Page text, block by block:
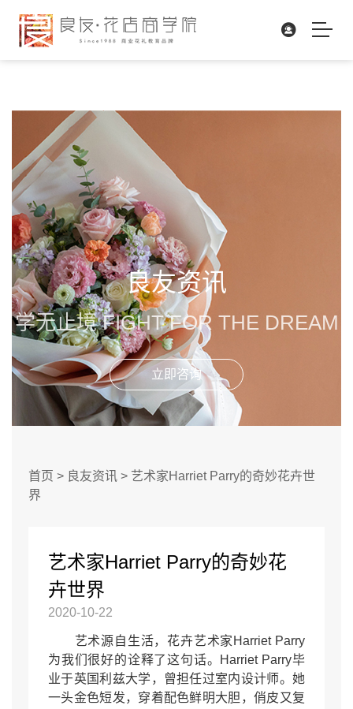
良友资讯
学无止境 FIGHT FOR THE DREAM
立即咨询
首页 > 良友资讯> 艺术家Harriet Parry的奇妙花卉世
界
艺术家Harriet Parry的奇妙花
卉世界
2020-10-22
艺术源自生活，花卉艺术家Harriet Parry
为我们很好的诠释了这句话。Harriet Parry毕
业于英国利兹大学，曾担任过室内设计师。她
一头金色短发，穿着配色鲜明大胆，俏皮又复